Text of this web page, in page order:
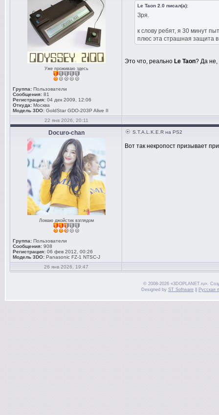
Уже проживаю здесь
Группа: Пользователи
Сообщения: 81
Регистрация: 04 дек 2009, 12:06
Откуда: Москва
Модель 3DO: GoldStar GDO-203P Alive II
Le Taon 2.0 писал(а):
Зря.
к слову ребят, я 30 минут
плюс эта страшная защита
Это что, реально Le Taon? Да не,
22 янв 2026, 20:11
Docuro-chan
Ломаю джойстик взглядом
Группа: Пользователи
Сообщения: 908
Регистрация: 06 фев 2012, 00:26
Модель 3DO: Panasonic FZ-1 NTSC-J
S.T.A.L.K.E.R на PS2
Вот так некропост призывает
26 янв 2026, 19:47
© 2008-2026 «3DOPLANET.ru».
Designed by ST Software Русская